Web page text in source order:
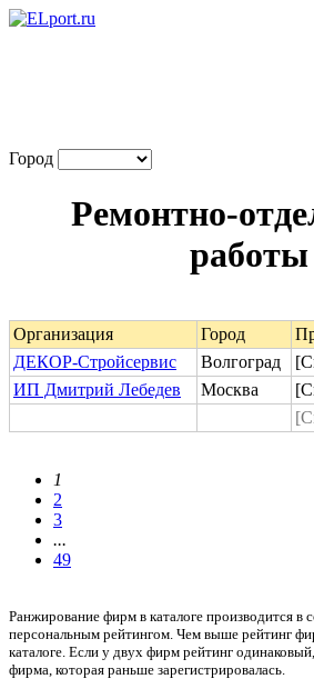
Город
Ремонтно-
работы
Организация Город
ДЕКОР-Стройсервис
Волгоград
ИП Дмитрий Лебедев
Москва
1
2
3
...
49
Ранжирование фирм в каталоге производится в
персональным рейтингом. Чем выше рейтинг
каталоге. Если у двух фирм рейтинг
фирма, которая раньше зарегистрировалась.